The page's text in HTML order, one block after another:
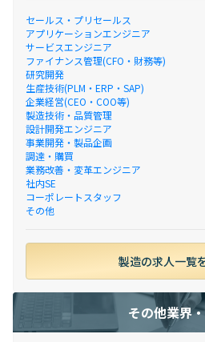
セールス・プリセールス
アプリケーションエンジニア
サービスエンジニア
ファイナンス管理(CFO・財務等)
研究開発
生産技術(PLM・ERP・SAP)
企業経営(CEO・COO等)
製造技術・品質管理
設計開発エンジニア
事業開発・製品企画
調達・購買
業務改善・変革エンジニア
社内SE
コーポレートスタッフ
その他
製造の求人一覧
その他業界